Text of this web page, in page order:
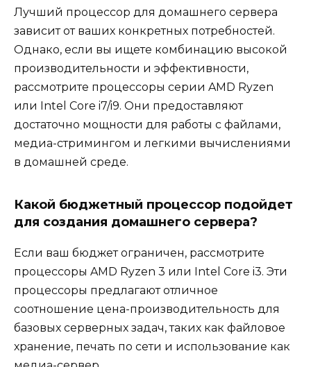
Лучший процессор для домашнего сервера
зависит от ваших конкретных потребностей.
Однако, если вы ищете комбинацию высокой
производительности и эффективности,
рассмотрите процессоры серии AMD Ryzen
или Intel Core i7/i9. Они предоставляют
достаточно мощности для работы с файлами,
медиа-стримингом и легкими вычислениями
в домашней среде.
Какой бюджетный процессор подойдет
для создания домашнего сервера?
Если ваш бюджет ограничен, рассмотрите
процессоры AMD Ryzen 3 или Intel Core i3. Эти
процессоры предлагают отличное
соотношение цена-производительность для
базовых серверных задач, таких как файловое
хранение, печать по сети и использование как